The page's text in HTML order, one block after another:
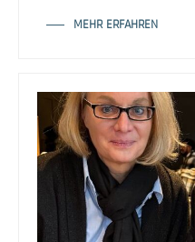
MEHR ERFAHREN